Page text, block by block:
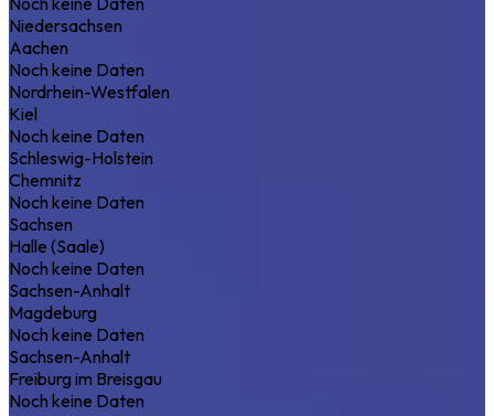
Niedersachsen
Aachen
Noch keine Daten
Nordrhein-Westfalen
Kiel
Noch keine Daten
Schleswig-Holstein
Chemnitz
Noch keine Daten
Sachsen
Halle (Saale)
Noch keine Daten
Sachsen-Anhalt
Magdeburg
Noch keine Daten
Sachsen-Anhalt
Freiburg im Breisgau
Noch keine Daten